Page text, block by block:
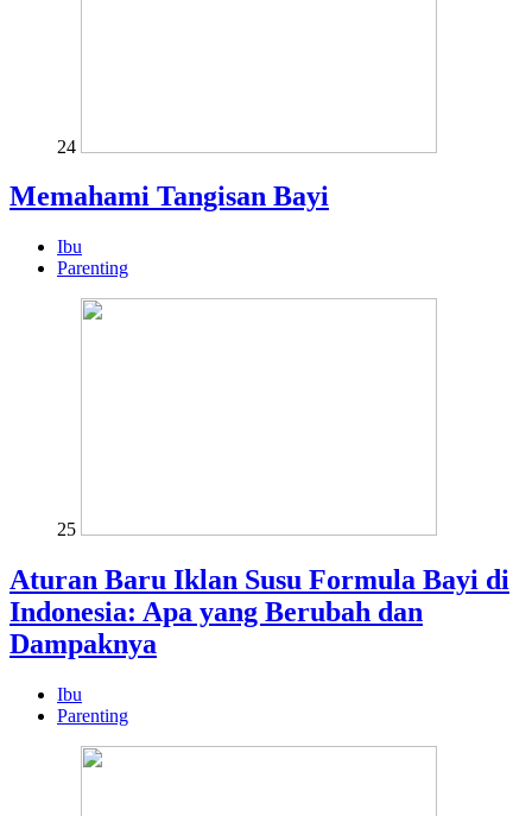
24
Memahami Tangisan Bayi
Ibu
Parenting
25
Aturan Baru Iklan Susu Formula Bayi di
Indonesia: Apa yang Berubah dan
Dampaknya
Ibu
Parenting